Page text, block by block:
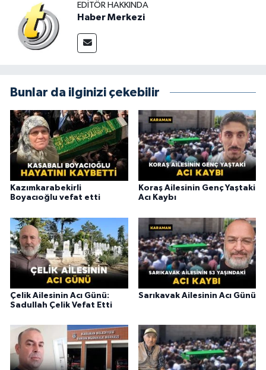
EDITÖR HAKKINDA
Haber Merkezi
Bunlar da ilginizi çekebilir
Kazımkarabekirli
Boyacıoğlu vefat etti
Koraş Ailesinin Genç Yaştaki
Acı Kaybı
Çelik Ailesinin Acı Günü:
Sadullah Çelik Vefat Etti
Sarıkavak Ailesinin Acı Günü